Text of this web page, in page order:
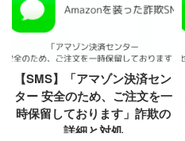
【SMS】「アマゾン決済セン
ター 安全のため、ご注文を一
時保留しております」詐欺の
詳細と対処